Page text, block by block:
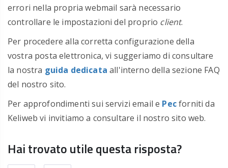
errori nella propria webmail sarà necessario
controllare le impostazioni del proprio client.
Per procedere alla corretta configurazione della
vostra posta elettronica, vi suggeriamo di consultare
la nostra guida dedicata all'interno della sezione FAQ
del nostro sito.
Per approfondimenti sui servizi email e Pecforniti da
Keliweb vi invitiamo a consultare il nostro sito web.
Hai trovato utile questa risposta?